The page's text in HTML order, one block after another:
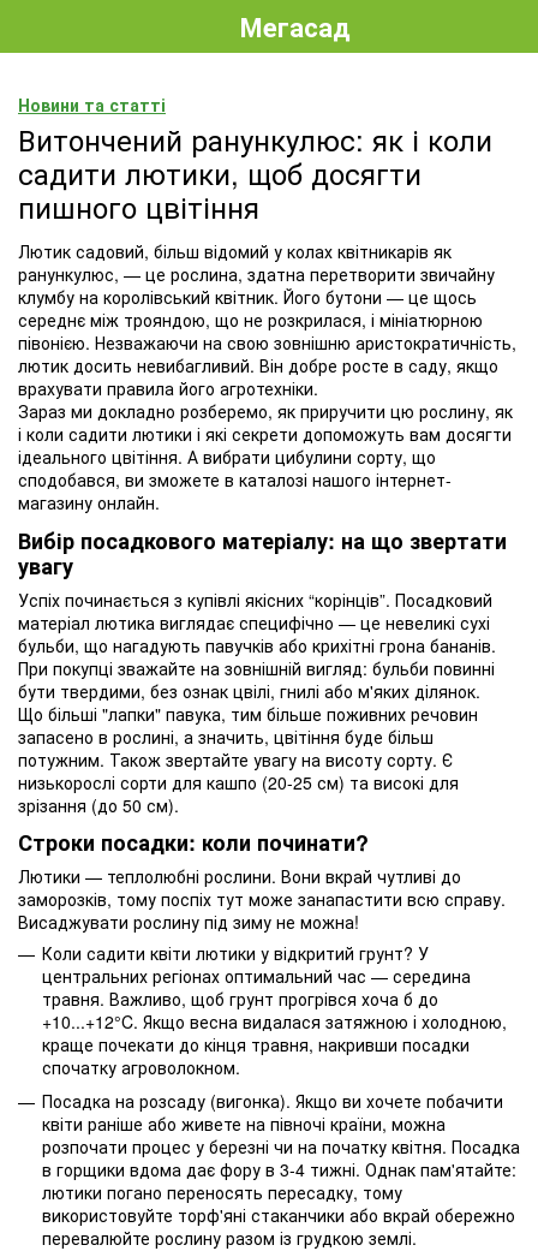
Мегасад
Новини та статті
Витончений ранункулюс: як і коли
садити лютики, щоб досягти
пишного цвітіння
Лютик садовий, більш відомий у колах квітникарів як
ранункулюс, — це рослина, здатна перетворити звичайну
клумбу на королівський квітник. Його бутони — це щось
середнє між трояндою, що не розкрилася, і мініатюрною
півонією. Незважаючи на свою зовнішню аристократичність,
лютик досить невибагливий. Він добре росте в саду, якщо
врахувати правила його агротехніки.
Зараз ми докладно розберемо, як приручити цю рослину, як
і коли садити лютики і які секрети допоможуть вам досягти
ідеального цвітіння. А вибрати цибулини сорту, що
сподобався, ви зможете в каталозі нашого інтернет-
магазину онлайн.
Вибір посадкового матеріалу: на що звертати
увагу
Успіх починається з купівлі якісних “корінців”. Посадковий
матеріал лютика виглядає специфічно — це невеликі сухі
бульби, що нагадують павучків або крихітні грона бананів.
При покупці зважайте на зовнішній вигляд: бульби повинні
бути твердими, без ознак цвілі, гнилі або м'яких ділянок.
Що більші "лапки" павука, тим більше поживних речовин
запасено в рослині, а значить, цвітіння буде більш
потужним. Також звертайте увагу на висоту сорту. Є
низькорослі сорти для кашпо (20-25 см) та високі для
зрізання (до 50 см).
Строки посадки: коли починати?
Лютики — теплолюбні рослини. Вони вкрай чутливі до
заморозків, тому поспіх тут може занапастити всю справу.
Висаджувати рослину під зиму не можна!
Коли садити квіти лютики у відкритий грунт? У
центральних регіонах оптимальний час — середина
травня. Важливо, щоб грунт прогрівся хоча б до
+10...+12°C. Якщо весна видалася затяжною і холодною,
краще почекати до кінця травня, накривши посадки
спочатку агроволокном.
Посадка на розсаду (вигонка). Якщо ви хочете побачити
квіти раніше або живете на півночі країни, можна
розпочати процес у березні чи на початку квітня. Посадка
в горщики вдома дає фору в 3-4 тижні. Однак пам'ятайте:
лютики погано переносять пересадку, тому
використовуйте торф'яні стаканчики або вкрай обережно
перевалюйте рослину разом із грудкою землі.